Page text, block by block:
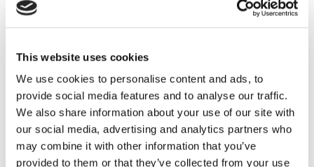
This website uses cookies
We use cookies to personalise content and ads, to
provide social media features and to analyse our traffic.
We also share information about your use of our site with
our social media, advertising and analytics partners who
may combine it with other information that you’ve
provided to them or that they’ve collected from your use